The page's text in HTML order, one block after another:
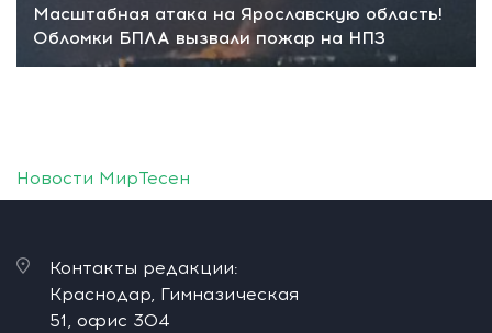
Масштабная атака на Ярославскую область!
Обломки БПЛА вызвали пожар на НПЗ
Новости МирТесен
Контакты редакции:
Краснодар, Гимназическая
51, офис 304